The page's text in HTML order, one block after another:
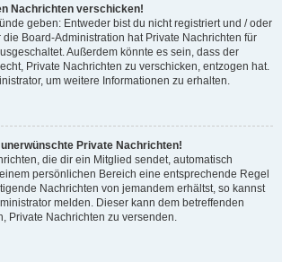
Nachrichten verschicken!
geben: Entweder bist du nicht registriert und / oder
Board-Administration hat Private Nachrichten für
Außerdem könnte es sein, dass der
Private Nachrichten zu verschicken, entzogen hat.
um weitere Informationen zu erhalten.
Private Nachrichten!
die dir ein Mitglied sendet, automatisch
persönlichen Bereich eine entsprechende Regel
Nachrichten von jemandem erhältst, so kannst
melden. Dieser kann dem betreffenden
Private Nachrichten zu versenden.